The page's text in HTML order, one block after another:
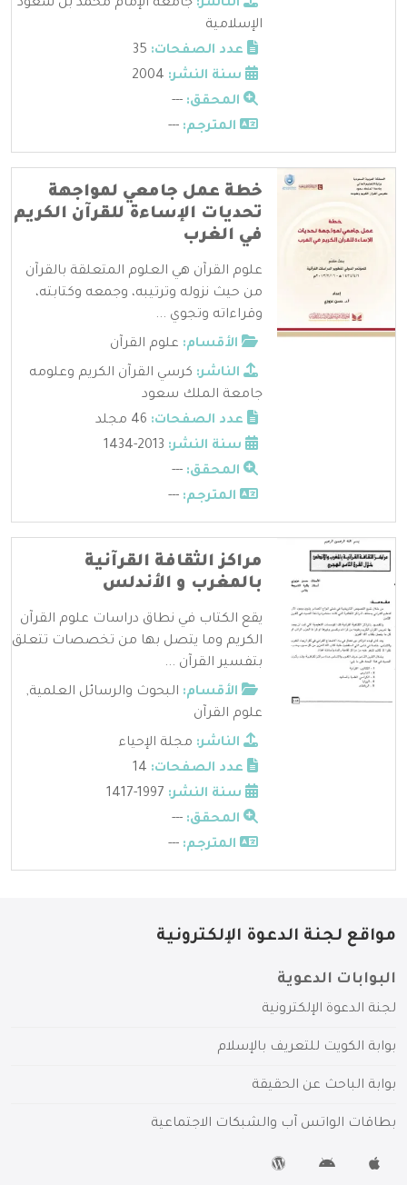
الناشر: جامعة الإمام محمد بن سعود
الإسلامية
عدد الصفحات:
سنة النشر:
المحقق: ---
المترجم: ---
خطة عمل جامعي لمواجهة
تحديات الإساءة للقرآن الكريم
في الغرب
علوم القرآن هي العلوم المتعلقة بالقرآن
من حيث نزوله وترتيبه، وجمعه وكتابته،
وقراءاته وتجوي ...
الأقسام: علوم القرآن
الناشر: كرسي القرآن الكريم وعلومه
جامعة الملك سعود
عدد الصفحات:
سنة النشر:
المحقق: ---
المترجم: ---
مراكز الثقافة القرآنية
بالمغرب و الأندلس
يقع الكتاب في نطاق دراسات علوم القرآن
الكريم وما يتصل بها من تخصصات تتعلق
بتفسير القرآن ...
الأقسام: البحوث والرسائل العلمية,
علوم القرآن
الناشر: مجلة الإحياء
عدد الصفحات:
سنة النشر:
المحقق: ---
المترجم: ---
مواقع لجنة الدعوة الإلكترونية
البوابات الدعوية
لجنة الدعوة الإلكترونية
بوابة الكويت للتعريف بالإسلام
بوابة الباحث عن الحقيقة
بطاقات الواتس آب والشبكات الاجتماعية